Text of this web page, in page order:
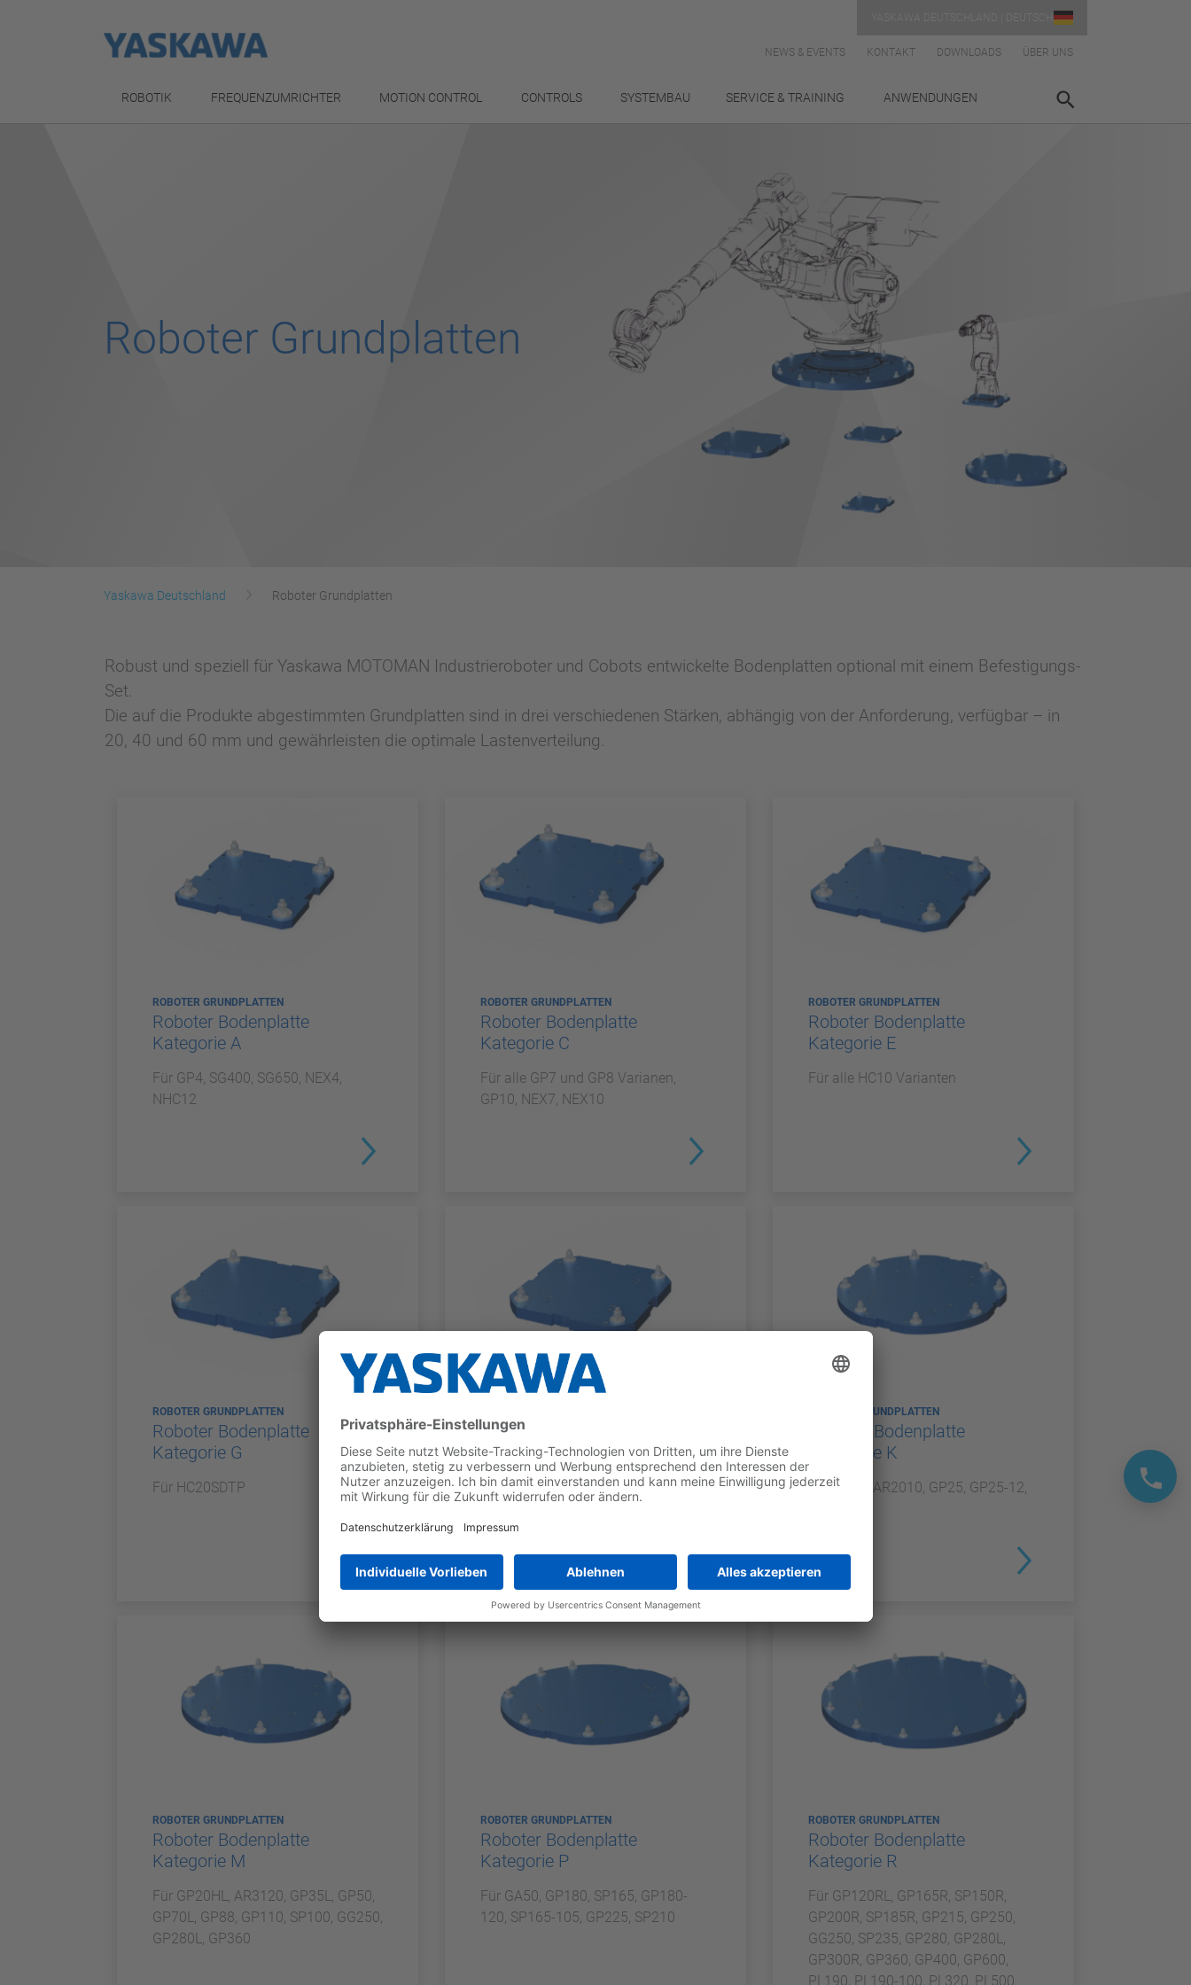
NEWS & EVENTS KONTAKT DOWNLOADS ÜBER UNS
ROBOTIK FREQUENZUMRICHTER MOTION CONTROL CONTROLS SYSTEMBAU SERVICE & TRAINING ANWENDUNGEN
Roboter Grundplatten
Yaskawa Deutschland Roboter Grundplatten
Robust und speziell für Yaskawa MOTOMAN Industrieroboter und Cobots entwickelte Bodenplatten optional mit einem Befestigungs-
Set.
Die auf die Produkte abgestimmten Grundplatten sind in drei verschiedenen Stärken, abhängig von der Anforderung, verfügbar – in
20, 40 und 60 mm und gewährleisten die optimale Lastenverteilung.
ROBOTER GRUNDPLATTEN
Roboter Bodenplatte
Kategorie A
Für GP4, SG400, SG650, NEX4,
NHC12
ROBOTER GRUNDPLATTEN
Roboter Bodenplatte
Kategorie C
Für alle GP7 und GP8 Varianen,
GP10, NEX7, NEX10
ROBOTER GRUNDPLATTEN
Roboter Bodenplatte
Kategorie E
Für alle HC10 Varianten
ROBOTER GRUNDPLATTEN
Roboter Bodenplatte
Kategorie G
Für HC20SDTP
Roboter Bodenplatte
Kategorie H
Für GP12, GP8L, HC20DTP, HC30PL
ROBOTER GRUNDPLATTEN
Roboter Bodenplatte
Kategorie K
Für GP20, AR2010, GP25, GP25-12,
ROBOTER GRUNDPLATTEN
Roboter Bodenplatte
Kategorie M
Für GP20HL, AR3120, GP35L, GP50,
GP70L, GP88, GP110, SP100, GG250,
GP280L, GP360
ROBOTER GRUNDPLATTEN
Roboter Bodenplatte
Kategorie P
Für GA50, GP180, SP165, GP180-
120, SP165-105, GP225, SP210
ROBOTER GRUNDPLATTEN
Roboter Bodenplatte
Kategorie R
Für GP120RL, GP165R, SP150R,
GP200R, SP185R, GP215, GP250,
GG250, SP235, GP280, GP280L,
GP300R, GP360, GP400, GP600,
PL190, PL190-100, PL320, PL500,